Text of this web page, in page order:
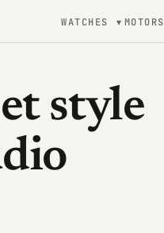
WATCHES MOTORS
style